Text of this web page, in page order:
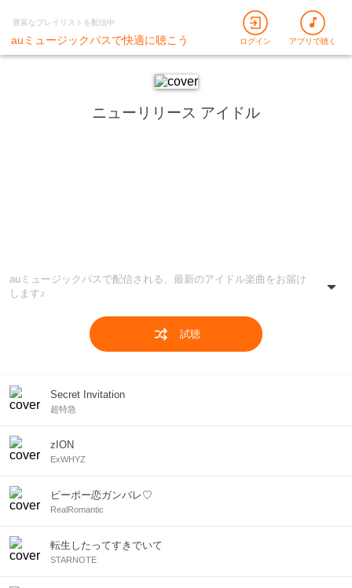
豊富なプレイリストを配信中
auミュージックパスで快適に聴こう ログイン アプリで聴く
ニューリリース アイドル
auミュージックパスで配信される、最新のアイドル楽曲をお届け
します♪
試聴
Secret Invitation
超特急
zION
ExWHYZ
ピーポー恋ガンバレ♡
RealRomantic
転生したってすきでいて
STARNOTE